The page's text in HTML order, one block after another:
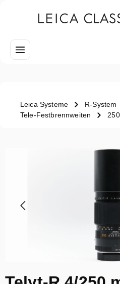
Leica Systeme R-System
Tele-Festbrennweiten